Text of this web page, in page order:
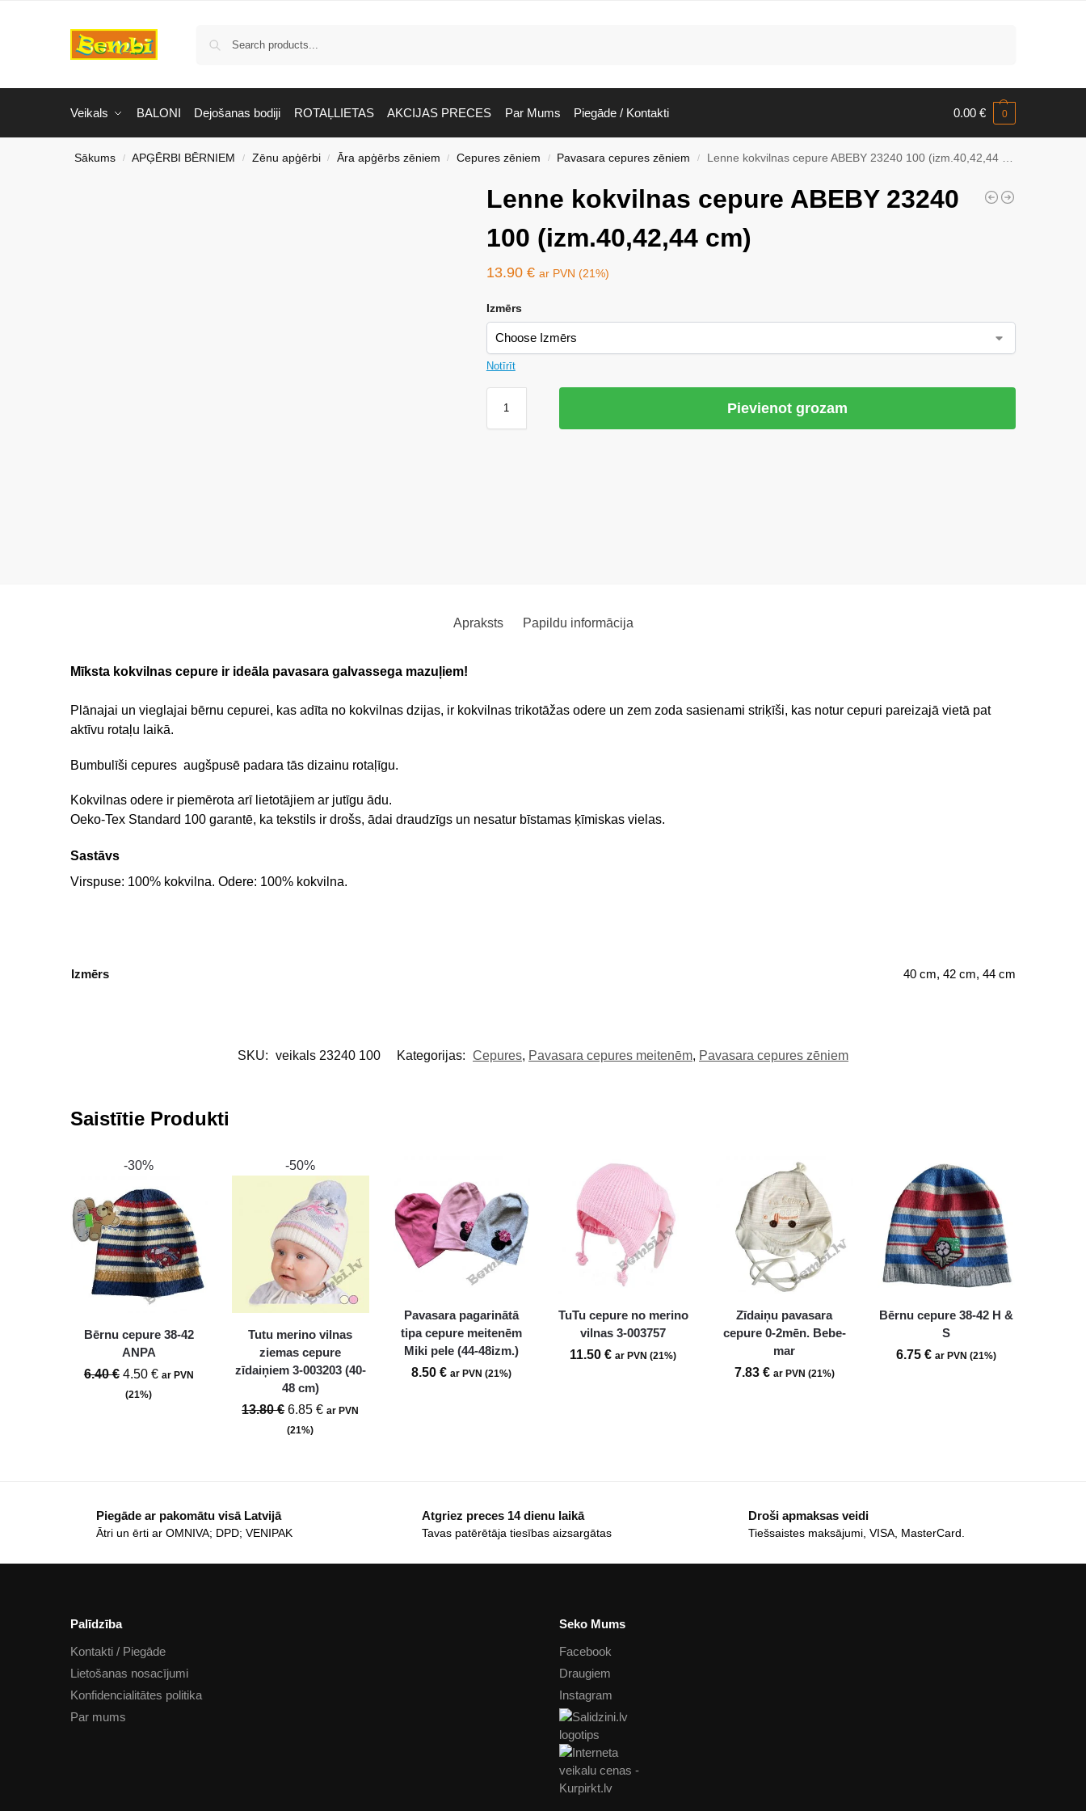
Veikals BALONI Dejošanas bodiji ROTAĻLIETAS AKCIJAS PRECES Par Mums Piegāde / Kontakti 0.00 € 0
Sākums / APĢĒRBI BĒRNIEM / Zēnu apģērbi / Āra apģērbs zēniem / Cepures zēniem / Pavasara cepures zēniem / Lenne kokvilnas cepure ABEBY 23240 100 (izm.40,42,44 cm)
Lenne kokvilnas cepure ABEBY 23240
100 (izm.40,42,44 cm)
13.90 € ar PVN (21%)
Izmērs
Notīrīt
Pievienot grozam
Apraksts Papildu informācija
Mīksta kokvilnas cepure ir ideāla pavasara galvassega mazuļiem!
Plānajai un vieglajai bērnu cepurei, kas adīta no kokvilnas dzijas, ir kokvilnas trikotāžas odere un zem zoda sasienami striķīši, kas notur cepuri pareizajā vietā pat
aktīvu rotaļu laikā.
Bumbulīši cepures augšpusē padara tās dizainu rotaļīgu.
Kokvilnas odere ir piemērota arī lietotājiem ar jutīgu ādu.
Oeko-Tex Standard 100 garantē, ka tekstils ir drošs, ādai draudzīgs un nesatur bīstamas ķīmiskas vielas.
Sastāvs
Virspuse: 100% kokvilna. Odere: 100% kokvilna.
Izmērs 40 cm, 42 cm, 44 cm
SKU: veikals 23240 100 Kategorijas: Cepures, Pavasara cepures meitenēm, Pavasara cepures zēniem
Saistītie Produkti
-30%
Bērnu cepure 38-42
ANPA
6.40€ 4.50 € ar PVN
(21%)
-50%
Tutu merino vilnas
ziemas cepure
zīdaiņiem 3-003203 (40-
48 cm)
13.80€ 6.85€ ar PVN
(21%)
Pavasara pagarinātā
tipa cepure meitenēm
Miki pele (44-48izm.)
8.50€ ar PVN (21%)
TuTu cepure no merino
vilnas 3-003757
11.50€ ar PVN (21%)
Zīdaiņu pavasara
cepure 0-2mēn. Bebe-
mar
7.83 € ar PVN (21%)
Bērnu cepure 38-42 H &
S
6.75 € ar PVN (21%)
Piegāde ar pakomātu visā Latvijā
Ātri un ērti ar OMNIVA; DPD; VENIPAK
Atgriez preces 14 dienu laikā
Tavas patērētāja tiesības aizsargātas
Droši apmaksas veidi
Tiešsaistes maksājumi, VISA, MasterCard.
Palīdzība
Kontakti / Piegāde
Lietošanas nosacījumi
Konfidencialitātes politika
Par mums
Seko Mums
Facebook
Draugiem
Instagram